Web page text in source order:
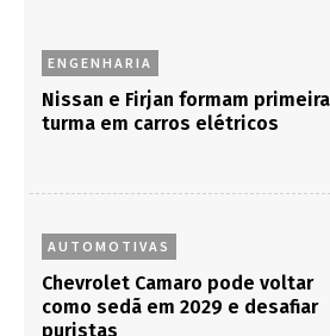
ENGENHARIA
Nissan e Firjan formam primeira
turma em carros elétricos
AUTOMOTIVAS
Chevrolet Camaro pode voltar
como sedã em 2029 e desafiar
puristas